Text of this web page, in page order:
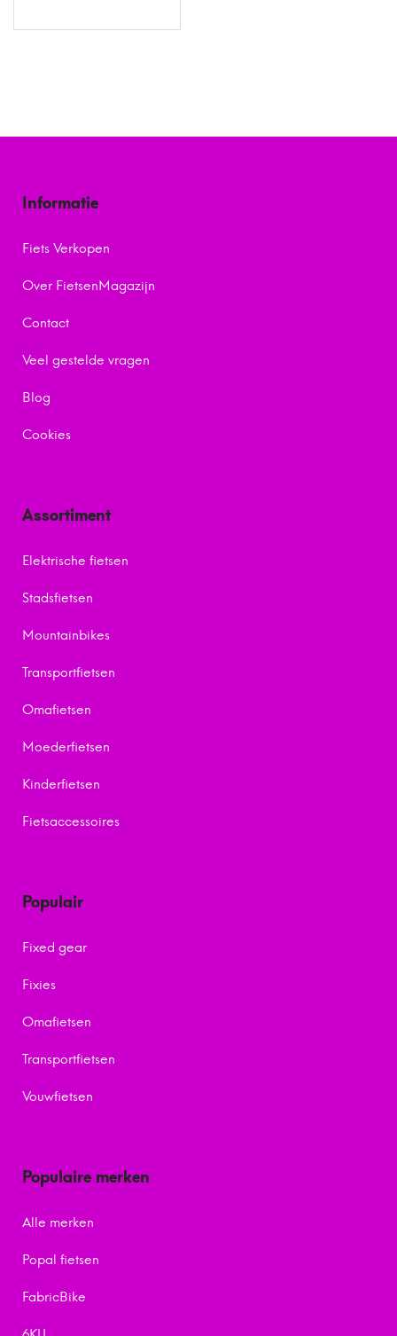
Informatie
Fiets Verkopen
Over FietsenMagazijn
Contact
Veel gestelde vragen
Blog
Cookies
Assortiment
Elektrische fietsen
Stadsfietsen
Mountainbikes
Transportfietsen
Omafietsen
Moederfietsen
Kinderfietsen
Fietsaccessoires
Populair
Fixed gear
Fixies
Omafietsen
Transportfietsen
Vouwfietsen
Populaire merken
Alle merken
Popal fietsen
FabricBike